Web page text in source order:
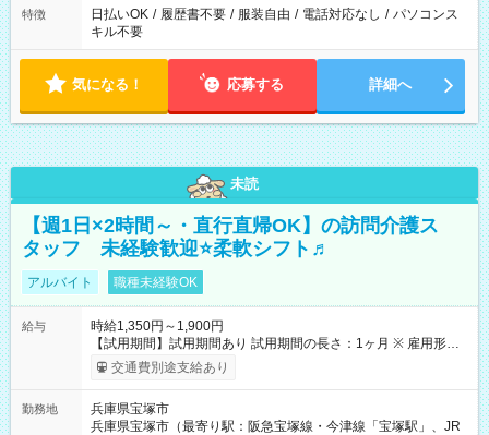
特徴 日払いOK / 履歴書不要 / 服装自由 / 電話対応なし / パソコンス
キル不要
気になる！ 応募する 詳細へ
未読
【週1日×2時間～・直行直帰OK】の訪問介護ス
タッフ 未経験歓迎⭐柔軟シフト♬
アルバイト 職種未経験OK
給与
時給1,350円～1,900円
【試用期間】試用期間あり 試用期間の長さ：1ヶ月 ※ 雇用形態
と給与に、本採用時と異なる部分があります。 雇用形態：本採
用時と同じです。 給与：時給 1,330円以上 勤務時間換算で50時
交通費別途支給あり
勤務地
兵庫県宝塚市
兵庫県宝塚市（最寄り駅：阪急宝塚線・今津線「宝塚駅」、JR